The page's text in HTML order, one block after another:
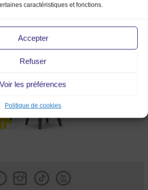
caractéristiques et fonctions.
Accepter
Refuser
Voir les préférences
Politique de cookies